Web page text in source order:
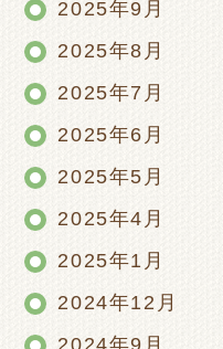
2025年9月
2025年8月
2025年7月
2025年6月
2025年5月
2025年4月
2025年1月
2024年12月
2024年9月